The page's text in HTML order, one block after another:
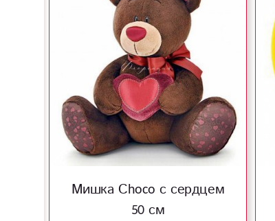
Мишка Сhoco с сердцем
50 см